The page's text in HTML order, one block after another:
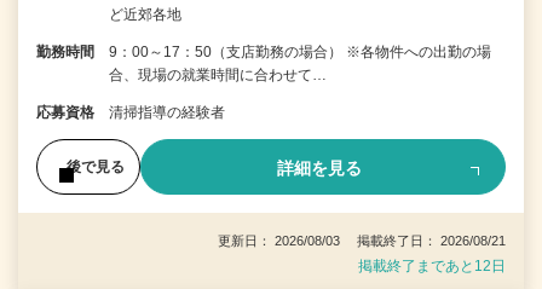
ど近郊各地
勤務時間
9：00～17：50（支店勤務の場合） ※各物件への出勤の場
合、現場の就業時間に合わせて…
応募資格 清掃指導の経験者
後で見る 詳細を見る
更新日： 2026/08/03 掲載終了日： 2026/08/21
掲載終了まであと12日